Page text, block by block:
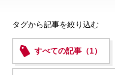
タグから記事を絞り込む
すべての記事（1）